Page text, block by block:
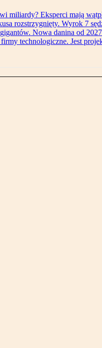
miliardy? Eksperci mają
rozstrzygnięty. Wyrok 7
Nowa danina od
technologiczne. Jest